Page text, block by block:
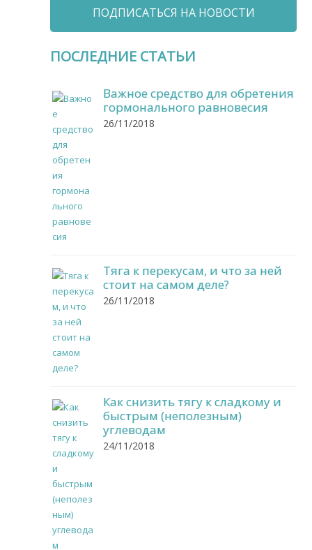
ПОДПИСАТЬСЯ НА НОВОСТИ
ПОСЛЕДНИЕ СТАТЬИ
Важное средство для обретения
гормонального равновесия
26/11/2018
Тяга к перекусам, и что за ней
стоит на самом деле?
26/11/2018
Как снизить тягу к сладкому и
быстрым (неполезным)
углеводам
24/11/2018